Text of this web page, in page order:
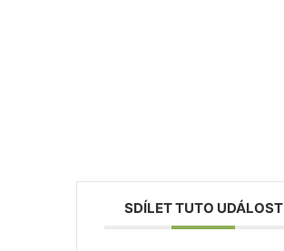
SDÍLET TUTO UDÁLOST